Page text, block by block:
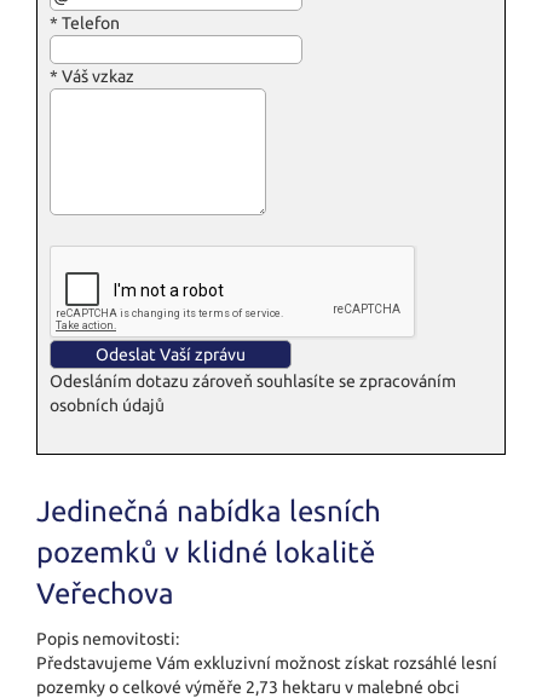
* Telefon
* Váš vzkaz
Odesláním dotazu zároveň souhlasíte se zpracováním
osobních údajů
Jedinečná nabídka lesních
pozemků v klidné lokalitě
Veřechova
Popis nemovitosti:
Představujeme Vám exkluzivní možnost získat rozsáhlé lesní
pozemky o celkové výměře 2,73 hektaru v malebné obci